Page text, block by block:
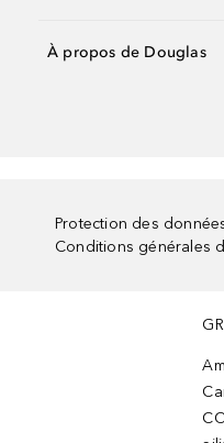
À propos de Douglas
Protection des
Conditions générales